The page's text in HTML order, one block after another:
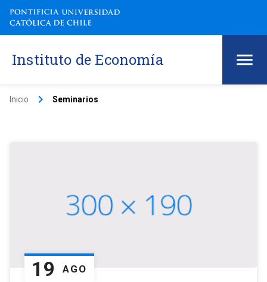
Instituto de Economía
Inicio keyboard_arrow_right Seminarios
19 AGO